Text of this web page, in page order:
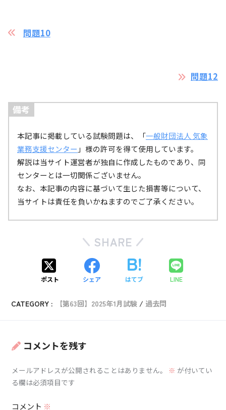
引用：ダウンバーストのイメージ図（福岡管区気象台）
引用 ：ダウンバーストの被害の様子（福岡管区気象台）
竜巻などの激しい突風とは（気象庁）
ダウンバーストのはなし（福岡管区気象台）
引用： 日本版改良藤田（ＪＥＦ）スケールとは（気象庁）
藤田（Ｆ）スケールとは（気象庁）
竜巻等突風の強さの評定に関する検討
問題10
問題12
備考
本記事に掲載している試験問題は、「一般財団法人 気象
業務支援センター 」様の許可を得て使用しています。
解説は当サイト運営者が独自に作成したものであり、同
センターとは一切関係ございません。
なお、本記事の内容に基づいて生じた損害等について、
当サイトは責任を負いかねますのでご了承ください。
SHARE
ポスト シェア はてブ LINE
CATEGORY : 【第63回】2025年1月試験 過去問
コメントを残す
メールアドレスが公開されることはありません。 ※ が付いてい
る欄は必須項目です
コメント ※